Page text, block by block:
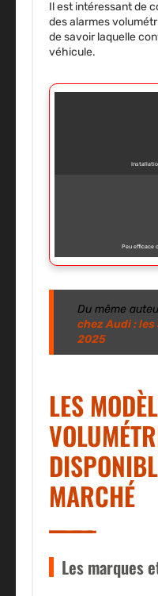
Il est intéressant de
des alarmes
de savoir laquelle
véhicule.
Peu efficace
Du même
chez Audi :
2025
LES
MARCHÉ
Les marques